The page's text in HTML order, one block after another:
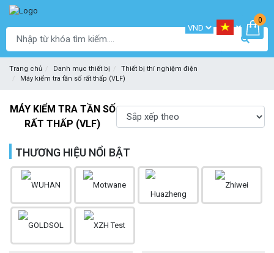
0
Trang chủ Danh mục thiết bị
Thiết bị thí nghiệm điện
Máy kiểm tra tần số rất thấp (VLF)
MÁY KIỂM TRA TẦN SỐ
RẤT THẤP (VLF)
THƯƠNG HIỆU NỔI BẬT